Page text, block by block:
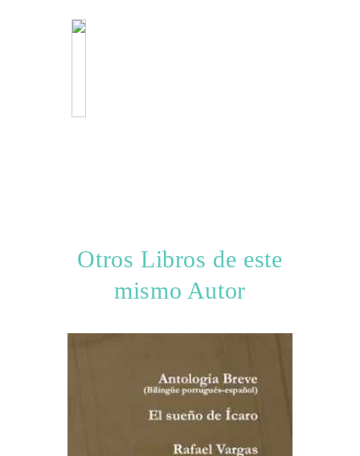
Otros Libros de este
mismo Autor